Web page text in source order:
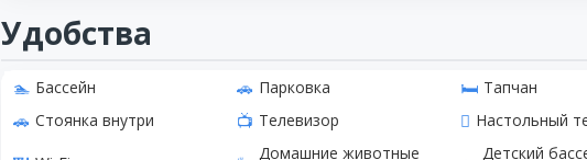
Удобства
Бассейн Парковка
Тапчан
Стоянка внутри
Телевизор Настольный
Домашние животные
Детский